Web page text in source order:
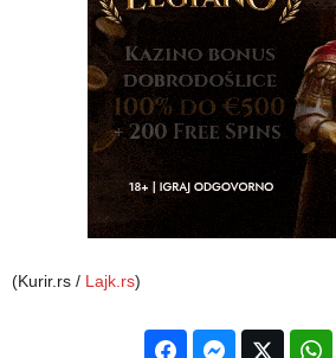
(Kurir.rs / Lajk.rs)